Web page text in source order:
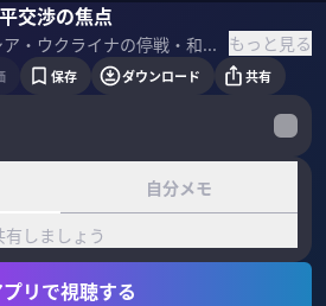
交渉の焦点
ロシア・ウクライナの停戦・和平交渉はなぜ進まないのか？重要な焦点となっている「安全の保証」とは何か？慶應義塾大学教授・鶴岡路人氏が一から解説。ソ連崩壊以降の歴史的経緯を振り返りつつ、先日の首脳会談の意義、今後の見通しについても深掘り。 ＜ゲスト＞ 鶴岡路人｜慶應義塾大学総合政策学部 教授 慶應義塾大学卒業後、同大学大学院米ジョージタウン大学大学院に学び、英ロンドン大学キレグス・カレッジで博士号を取得。在ベルギー日本大使館専門調査員、防衛省防衛研究所主任研究官、 英王立防衛安全保障研究所（RUSI）訪問研究員など歴任。専門は現代欧州政治など。 ▼参考書籍 『模索するNATO - 米欧同盟の実像』 もっと見る
保存 ダウンロード 共有
自分メモ
しましょう
リで視聴する